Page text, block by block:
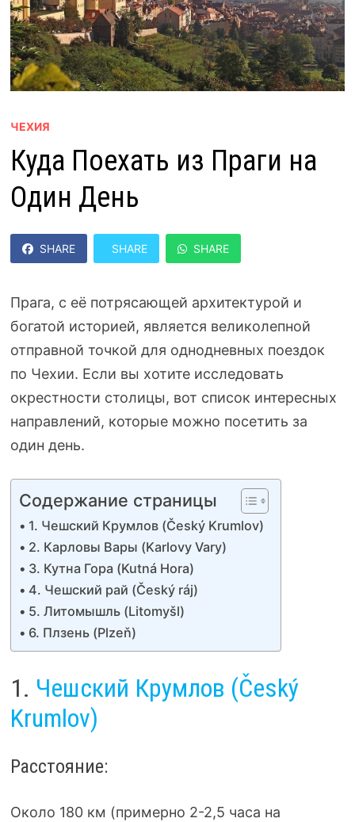
ЧЕХИЯ
Куда Поехать из Праги на
Один День
SHARE SHARE SHARE
Прага, с её потрясающей архитектурой и
богатой историей, является великолепной
отправной точкой для однодневных поездок
по Чехии. Если вы хотите исследовать
окрестности столицы, вот список интересных
направлений, которые можно посетить за
один день.
Содержание страницы
1. Чешский Крумлов (Český Krumlov)
2. Карловы Вары (Karlovy Vary)
3. Кутна Гора (Kutná Hora)
4. Чешский рай (Český ráj)
5. Литомышль (Litomyšl)
6. Плзень (Plzeň)
1. Чешский Крумлов (Český
Krumlov)
Расстояние:
Около 180 км (примерно 2-2,5 часа на